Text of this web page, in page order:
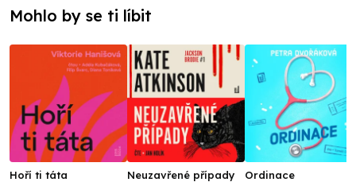
Mohlo by se ti líbit
Hoří ti táta
Neuzavřené případy
Ordinace